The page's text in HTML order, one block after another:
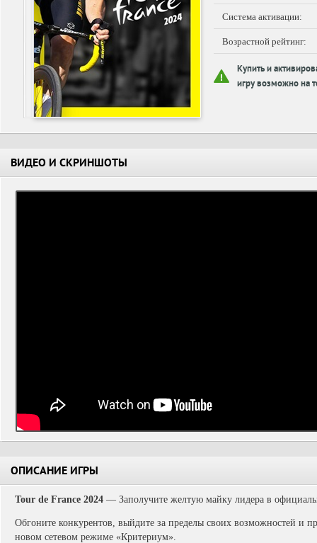
Система активации:
Возрастной рейтинг:
Купить и
игру возможно на
ВИДЕО И СКРИНШОТЫ
ОПИСАНИЕ ИГРЫ
Tour de France 2024 — Заполучите желтую майку лидера в
Обгоните конкурентов, выйдите за пределы своих возможностей и
новом сетевом режиме «Критериум».